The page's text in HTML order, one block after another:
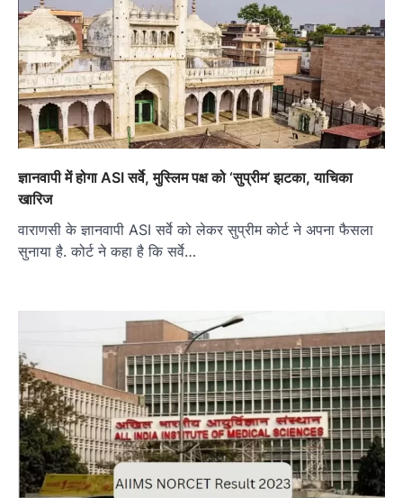
ज्ञानवापी में होगा ASI सर्वे, मुस्लिम पक्ष को ‘सुप्रीम’ झटका, याचिका
खारिज
वाराणसी के ज्ञानवापी ASI सर्वे को लेकर सुप्रीम कोर्ट ने अपना फैसला
सुनाया है. कोर्ट ने कहा है कि सर्वे…